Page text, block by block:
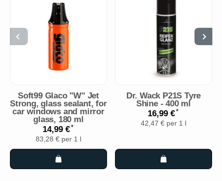
Soft99 Glaco "W" Jet
Strong, glass sealant, for
car windows and mirror
glass, 180 ml
14,99 €*
83,28 € per 1 l
Dr. Wack P21S Tyre
Shine - 400 ml
16,99 €*
42,47 € per 1 l